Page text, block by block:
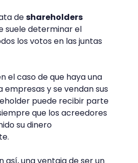
deshareholders
suele determinar el
los votos en las juntas
el caso de que haya una
empresas y se vendan sus
puede recibir parte
que los acreedores
su dinero